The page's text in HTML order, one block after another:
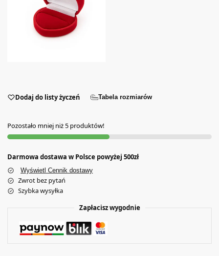
Dodaj do listy życzeń Tabela rozmiarów
Pozostało mniej niż 5 produktów!
Darmowa dostawa w Polsce powyżej 500zł
Wyświetl Cennik dostawy
Zwrot bez pytań
Szybka wysyłka
Zapłacisz wygodnie